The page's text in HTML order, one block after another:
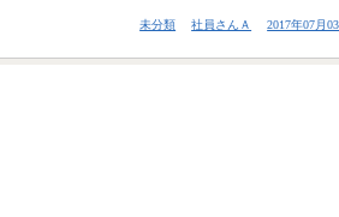
未分類 社員さんＡ 2017年07月